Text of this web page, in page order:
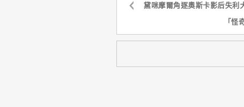
黛咪摩爾角逐奧斯卡影后失利
「